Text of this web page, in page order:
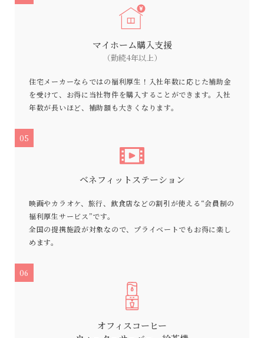
マイホーム購入支援
（勤続4年以上）
住宅メーカーならではの福利厚生！入社年数に応じた補助金
を受けて、お得に当社物件を購入することができます。入社
年数が長いほど、補助額も大きくなります。
05
ベネフィットステーション
映画やカラオケ、旅行、飲食店などの割引が使える“会員制の
福利厚生サービス”です。
全国の提携施設が対象なので、プライベートでもお得に楽し
めます。
06
オフィスコーヒー